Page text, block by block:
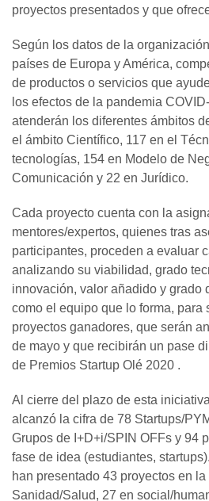
proyectos presentados y que
Según los datos de la
países de Europa y América,
de productos o servicios que
los efectos de la pandemia
atenderán los diferentes ámbitos
el ámbito Científico, 117 en el
tecnologías, 154 en Modelo de
Comunicación y 22 en Jurídico.
Cada proyecto cuenta con la
mentores/expertos, quienes tras
participantes, proceden a evaluar
analizando su viabilidad, grado
innovación, valor añadido y grado
como el equipo que lo forma, para
proyectos ganadores, que serán
de mayo y que recibirán un pase
de Premios Startup Olé 2020 .
Al cierre del plazo de esta
alcanzó la cifra de 78 Startups/
Grupos de I+D+i/SPIN OFFs y 94
fase de idea (estudiantes,
han presentado 43 proyectos en
Sanidad/Salud, 27 en social/